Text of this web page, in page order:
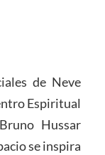
de Neve
Espiritual
Hussar
se inspira